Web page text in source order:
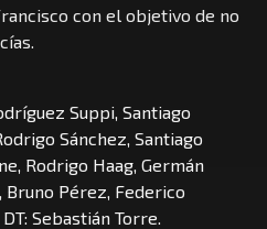
con el objetivo de no
Suppi, Santiago
Sánchez, Santiago
Rodrigo Haag, Germán
Bruno Pérez, Federico
Sebastián Torre.